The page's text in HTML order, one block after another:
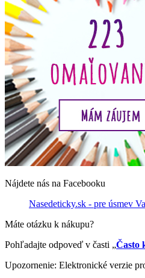
Nájdete nás na Facebooku
Nasedeticky.sk - pre úsmev
Máte otázku k nákupu?
Pohľadajte odpoveď v časti „Často
Upozornenie: Elektronické verzie